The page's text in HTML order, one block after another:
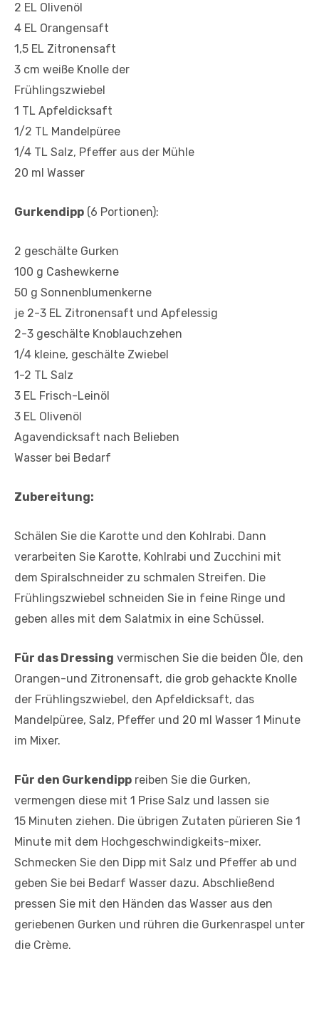
2 EL Olivenöl
4 EL Orangensaft
1,5 EL Zitronensaft
3 cm weiße Knolle der
Frühlingszwiebel
1 TL Apfeldicksaft
1/2 TL Mandelpüree
1/4 TL Salz, Pfeffer aus der Mühle
20 ml Wasser
Gurkendipp (6 Portionen):
2 geschälte Gurken
100 g Cashewkerne
50 g Sonnenblumenkerne
je 2-3 EL Zitronensaft und Apfelessig
2-3 geschälte Knoblauchzehen
1/4 kleine, geschälte Zwiebel
1-2 TL Salz
3 EL Frisch-Leinöl
3 EL Olivenöl
Agavendicksaft nach Belieben
Wasser bei Bedarf
Zubereitung:
Schälen Sie die Karotte und den Kohlrabi. Dann
verarbeiten Sie Karotte, Kohlrabi und Zucchini mit
dem Spiralschneider zu schmalen Streifen. Die
Frühlingszwiebel schneiden Sie in feine Ringe und
geben alles mit dem Salatmix in eine Schüssel.
Für das Dressing vermischen Sie die beiden Öle, den
Orangen-und Zitronensaft, die grob gehackte Knolle
der Frühlingszwiebel, den Apfeldicksaft, das
Mandelpüree, Salz, Pfeffer und 20 ml Wasser 1 Minute
im Mixer.
Für den Gurkendipp reiben Sie die Gurken,
vermengen diese mit 1 Prise Salz und lassen sie
15 Minuten ziehen. Die übrigen Zutaten pürieren Sie 1
Minute mit dem Hochgeschwindigkeits-mixer.
Schmecken Sie den Dipp mit Salz und Pfeffer ab und
geben Sie bei Bedarf Wasser dazu. Abschließend
pressen Sie mit den Händen das Wasser aus den
geriebenen Gurken und rühren die Gurkenraspel unter
die Crème.